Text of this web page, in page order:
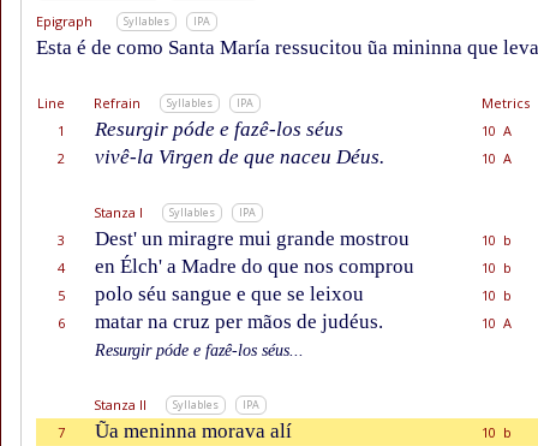
Epigraph
Syllables IPA
Esta é de como Santa María ressucitou ũa mininna que
Line Refrain Syllables IPA
Metrics
1
Resurgir póde e fazê-los séus
10 A
2
vivê-la Virgen de que naceu Déus. 10 A
Stanza I Syllables IPA
3 Dest' un miragre mui grande mostrou
10 b
4
en Élch' a Madre do que nos comprou
10 b
5
polo séu sangue e que se leixou
10 b
6
matar na cruz per mãos de judéus.
10 A
Resurgir póde e fazê-los séus...
Stanza II Syllables IPA
7 Ũa meninna morava alí
10 b